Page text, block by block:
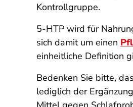
Kontrollgruppe.
5-HTP wird für
sich damit um einen
einheitliche Definition
Bedenken Sie bitte,
lediglich der